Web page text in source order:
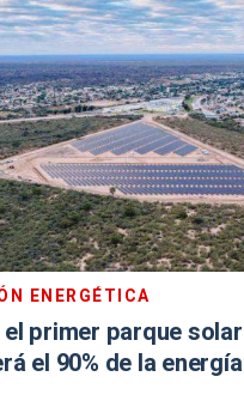
ENERGÉTICA
el primer parque
el 90% de la